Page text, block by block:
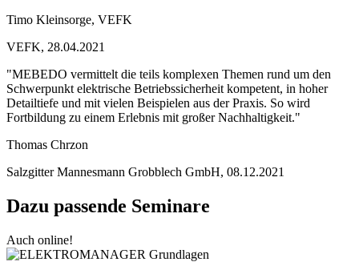
Timo Kleinsorge, VEFK
VEFK, 28.04.2021
"MEBEDO vermittelt die teils komplexen Themen rund um den
Schwerpunkt elektrische Betriebssicherheit kompetent, in hoher
Detailtiefe und mit vielen Beispielen aus der Praxis. So wird
Fortbildung zu einem Erlebnis mit großer Nachhaltigkeit."
Thomas Chrzon
Salzgitter Mannesmann Grobblech GmbH, 08.12.2021
Dazu passende Seminare
Auch online!